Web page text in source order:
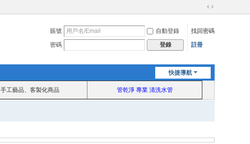
切
到
賬號 自動登錄
找回密碼
密碼
登錄 註冊
快捷導航
手工藝品、客製化商品 管乾淨 專業 清洗水管